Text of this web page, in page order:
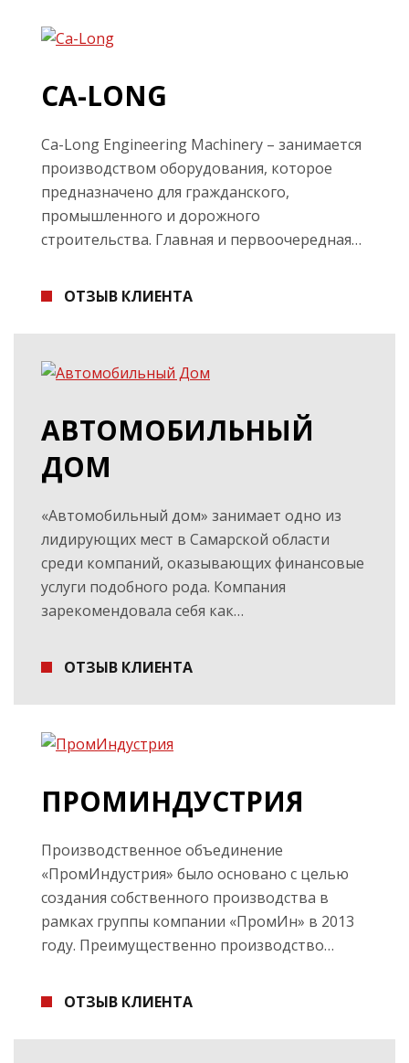
CA-LONG
Ca-Long Engineering Machinery – занимается
производством оборудования, которое
предназначено для гражданского,
промышленного и дорожного
строительства. Главная и первоочередная…
ОТЗЫВ КЛИЕНТА
АВТОМОБИЛЬНЫЙ
ДОМ
«Автомобильный дом» занимает одно из
лидирующих мест в Самарской области
среди компаний, оказывающих финансовые
услуги подобного рода. Компания
зарекомендовала себя как…
ОТЗЫВ КЛИЕНТА
ПРОМИНДУСТРИЯ
Производственное объединение
«ПромИндустрия» было основано с целью
создания собственного производства в
рамках группы компании «ПромИн» в 2013
году. Преимущественно производство…
ОТЗЫВ КЛИЕНТА